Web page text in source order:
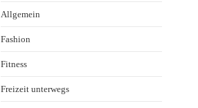
Allgemein
Fashion
Fitness
Freizeit unterwegs